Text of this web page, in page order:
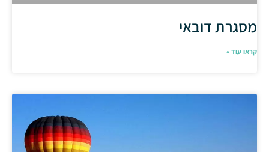
מסגרת דובאי
קראו עוד »